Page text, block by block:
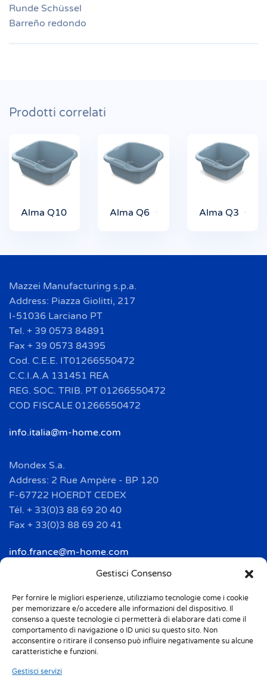
Gestisci Consenso
Per fornire le migliori esperienze, utilizziamo tecnologie come i cookie
per memorizzare e/o accedere alle informazioni del dispositivo. Il
consenso a queste tecnologie ci permetterà di elaborare dati come il
comportamento di navigazione o ID unici su questo sito. Non
acconsentire o ritirare il consenso può influire negativamente su alcune
caratteristiche e funzioni.
Gestisci servizi
Runde Schüssel
Barreño redondo
Prodotti correlati
Alma Q10 Alma Q6 Alma Q3
Mazzei Manufacturing s.p.a.
Address: Piazza Giolitti, 217
I-51036 Larciano PT
Tel. + 39 0573 84891
Fax + 39 0573 84395
Cod. C.E.E. IT01266550472
C.C.I.A.A 131451 REA
REG. SOC. TRIB. PT 01266550472
COD FISCALE 01266550472
info.italia@m-home.com
Mondex S.a.
Address: 2 Rue Ampère - BP 120
F-67722 HOERDT CEDEX
Tél. + 33(0)3 88 69 20 40
Fax + 33(0)3 88 69 20 41
info.france@m-home.com
Address: Ctra de Girona, km. 101.5
E-17160 Angles (Girona)
Tel. + 34 9 72 42 32 50
Fax + 34 9 72 42 30 50
info.spain@m-home.com